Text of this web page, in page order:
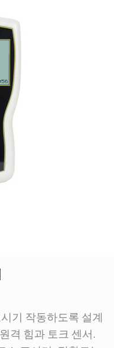
기 작동하도록 설계
격 힘과 토크 센서.